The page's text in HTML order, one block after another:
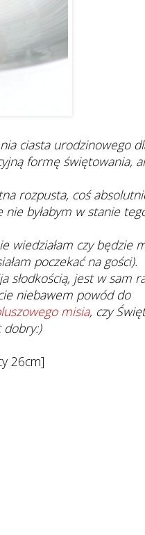
ciasta urodzinowego
formę świętowania,
rozpusta, coś
nie byłabym w stanie
wiedziałam czy będzie
poczekać na gości).
słodkością, jest w sam
niebawem powód do
misia, czy
dobry:)
26cm]